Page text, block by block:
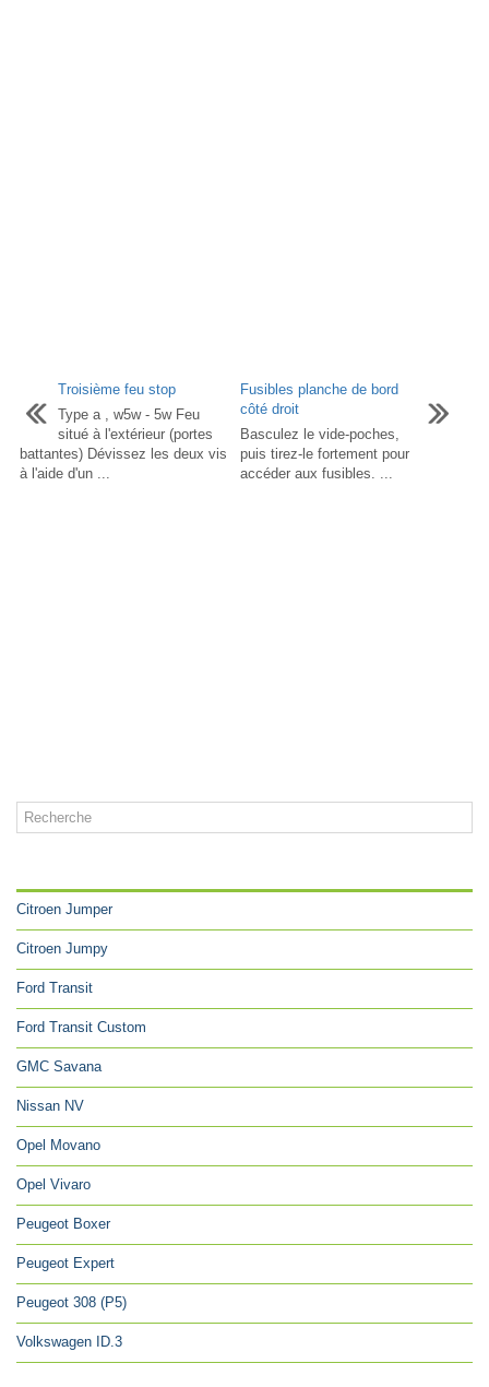
Troisième feu stop
Type a , w5w - 5w Feu
situé à l'extérieur (portes
battantes) Dévissez les deux vis
à l'aide d'un ...
Fusibles planche de bord
côté droit
Basculez le vide-poches,
puis tirez-le fortement pour
accéder aux fusibles. ...
Citroen Jumper
Citroen Jumpy
Ford Transit
Ford Transit Custom
GMC Savana
Nissan NV
Opel Movano
Opel Vivaro
Peugeot Boxer
Peugeot Expert
Peugeot 308 (P5)
Volkswagen ID.3